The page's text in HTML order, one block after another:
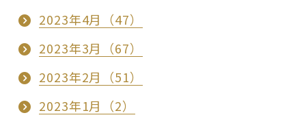
2023年4月（47）
2023年3月（67）
2023年2月（51）
2023年1月（2）